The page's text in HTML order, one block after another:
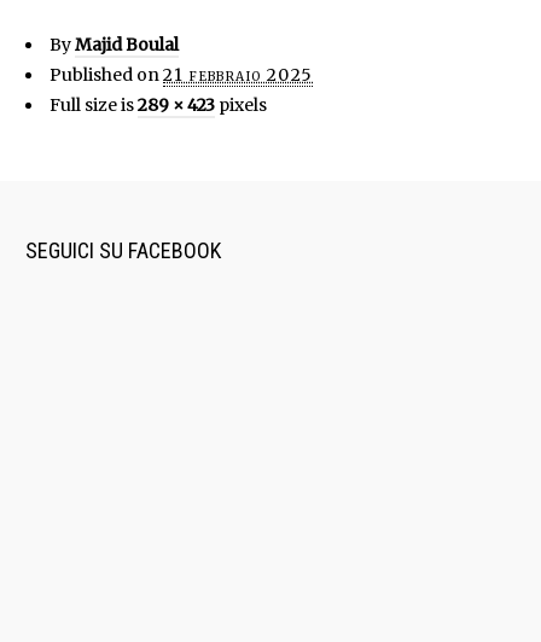
ByMajid Boulal
Published on21 febbraio 2025
Full size is289 × 423 pixels
SEGUICI SU FACEBOOK